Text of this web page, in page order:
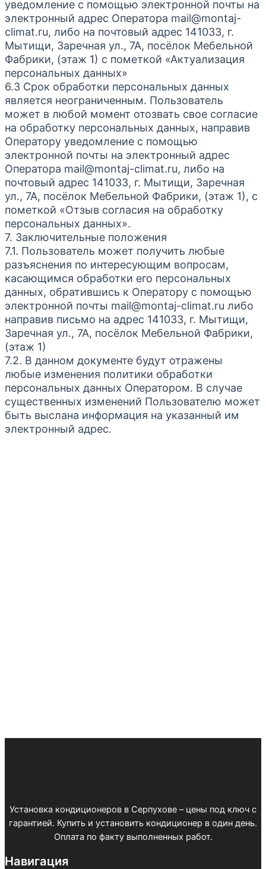
уведомление с помощью электронной почты на
электронный адрес Оператора mail@montaj-
climat.ru, либо на почтовый адрес 141033, г.
Мытищи, Заречная ул., 7А, посёлок Мебельной
Фабрики, (этаж 1) с пометкой «Актуализация
персональных данных»
6.3 Срок обработки персональных данных
является неограниченным. Пользователь
может в любой момент отозвать свое согласие
на обработку персональных данных, направив
Оператору уведомление с помощью
электронной почты на электронный адрес
Оператора mail@montaj-climat.ru, либо на
почтовый адрес 141033, г. Мытищи, Заречная
ул., 7А, посёлок Мебельной Фабрики, (этаж 1), с
пометкой «Отзыв согласия на обработку
персональных данных».
7. Заключительные положения
7.1. Пользователь может получить любые
разъяснения по интересующим вопросам,
касающимся обработки его персональных
данных, обратившись к Оператору с помощью
электронной почты mail@montaj-climat.ru либо
направив письмо на адрес 141033, г. Мытищи,
Заречная ул., 7А, посёлок Мебельной Фабрики,
(этаж 1)
7.2. В данном документе будут отражены
любые изменения политики обработки
персональных данных Оператором. В случае
существенных изменений Пользователю может
быть выслана информация на указанный им
электронный адрес.
Установка кондиционеров в Серпухове – цены под ключ с
гарантией. Купить и установить кондиционер в один день.
Оплата по факту выполненных работ.
Навигация